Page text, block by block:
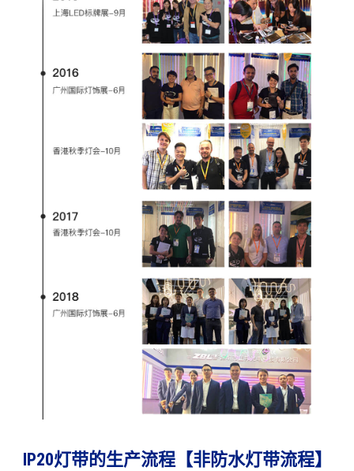
IP20灯带的生产流程【非防水灯带流程】